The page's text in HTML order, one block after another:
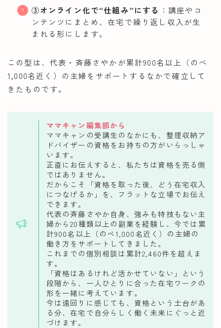
③オンライン化で“仕組み”にする ：講座やコ
ンテンツにまとめ、在宅で繰り返し収入が生
まれる形にします。
この型は、代表・斉藤さやかが累計900名以上（のべ
1,000名近く）の主婦をサポートするなかで確立して
きたものです。
ママキャン編集部から
ママキャンの受講生のなかにも、整理収納ア
ドバイザーの資格をお持ちの方がいらっしゃ
います。
正直にお伝えすると、私たちは資格を売る側
ではありません。
だからこそ「資格を取った後、どう在宅収入
につなげるか」を、フラットな立場でお伝え
できます。
代表の斉藤さやか自身、強みも特技もない主
婦から20種類以上の副業を経験し、今では累
計900名以上（のべ1,000名近く）の主婦の
働き方をサポートしてきました。
これまでの個別相談は累計2,460件を超えま
す。
「資格はあるけれど活かせていない」という
段階から、一人ひとりに合った在宅ワークの
形を一緒に考えています。
今は遠回りに感じても、資格という土台があ
る分、在宅で自分らしく働く未来にぐっと近
づけます。